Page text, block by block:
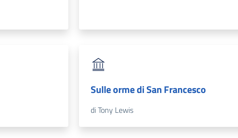
Sulle orme di San Francesco
di Tony Lewis